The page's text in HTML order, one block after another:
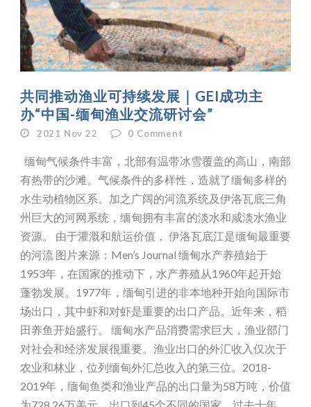
共同推动渔业可持续发展｜GEI成功主
办“中国-缅甸渔业交流研讨会”
2021 Nov 22 0 Comment
缅甸气候条件丰富，北部有温带冰雪覆盖的高山，南部
有热带的沙滩。气候条件的多样性，造就了缅甸多样的
水生动植物区系。加之广阔的河流系统及伊洛瓦底三角
州巨大的河网系统，缅甸拥有丰富的淡水和咸淡水渔业
资源。 由于灌溉和航运价值， 伊洛瓦底江是缅甸最重要
的河流 图片来源：Men’s Journal 缅甸水产养殖始于
1953年，在国家的推动下，水产养殖从1960年起开始
蓬勃发展。1977年，缅甸引进的非本地种开始向国际市
场出口，其中虾和对虾是重要的出口产品。近年来，稻
田养鱼开始盛行。 缅甸水产品消费需求巨大，渔业部门
对社会和经济发展很重要。渔业出口的外汇收入仅次于
农业和林业，位列缅甸外汇总收入的第三位。2018-
2019年，缅甸鱼类和渔业产品的出口量为58万吨，价值